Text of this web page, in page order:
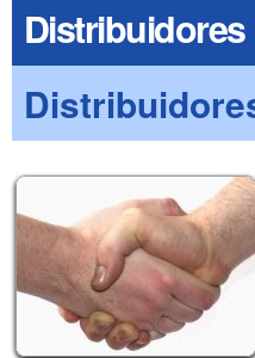
Distribuidores